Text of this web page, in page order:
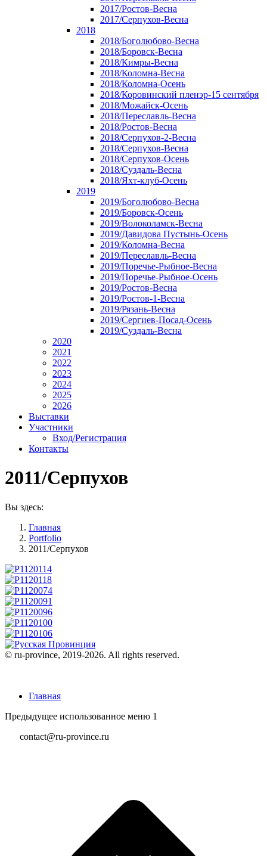
2017/Ростов-Весна
2017/Серпухов-Весна
2018
2018/Боголюбово-Весна
2018/Боровск-Весна
2018/Кимры-Весна
2018/Коломна-Весна
2018/Коломна-Осень
2018/Коровинский пленэр-15 сентября
2018/Можайск-Осень
2018/Переславль-Весна
2018/Ростов-Весна
2018/Серпухов-2-Весна
2018/Серпухов-Весна
2018/Серпухов-Осень
2018/Суздаль-Весна
2018/Яхт-клуб-Осень
2019
2019/Боголюбово-Весна
2019/Боровск-Осень
2019/Волоколамск-Весна
2019/Давидова Пустынь-Осень
2019/Коломна-Весна
2019/Переславль-Весна
2019/Поречье-Рыбное-Весна
2019/Поречье-Рыбное-Осень
2019/Ростов-Весна
2019/Ростов-1-Весна
2019/Рязань-Весна
2019/Сергиев-Посад-Осень
2019/Суздаль-Весна
2020
2021
2022
2023
2024
2025
2026
Выставки
Участники
Вход/Регистрация
Контакты
2011/Серпухов
Вы здесь:
Главная
Portfolio
2011/Серпухов
© ru-province, 2019-2026. All rights reserved.
Главная
Предыдущее использованное меню 1
contact@ru-province.ru